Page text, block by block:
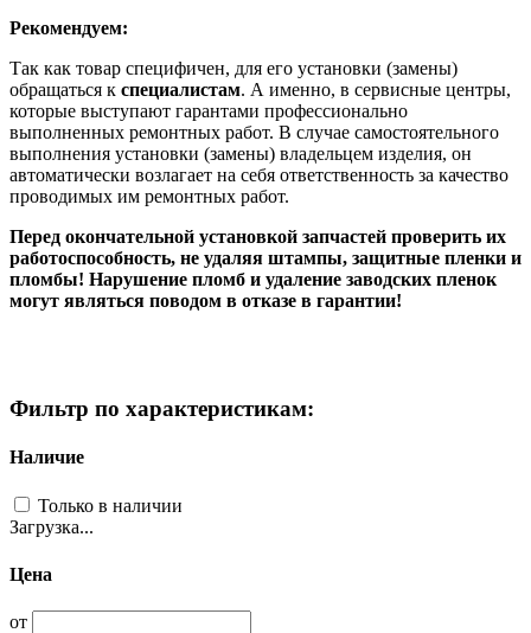
Рекомендуем:
Так как товар специфичен, для его установки (замены)
обращаться к специалистам. А именно, в сервисные центры,
которые выступают гарантами профессионально
выполненных ремонтных работ. В случае самостоятельного
выполнения установки (замены) владельцем изделия, он
автоматически возлагает на себя ответственность за качество
проводимых им ремонтных работ.
Перед окончательной установкой запчастей проверить их
работоспособность, не удаляя штампы, защитные пленки и
пломбы! Нарушение пломб и удаление заводских пленок
могут являться поводом в отказе в гарантии!
Фильтр по характеристикам:
Наличие
Только в наличии
Загрузка...
Цена
от